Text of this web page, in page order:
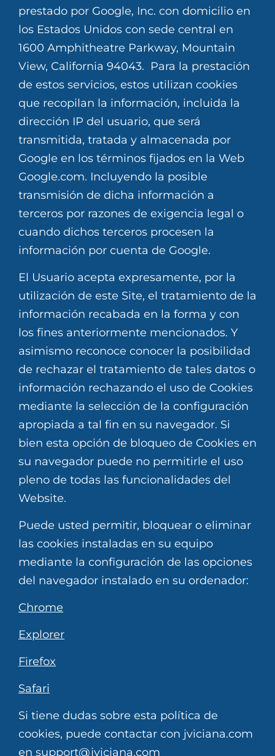
prestado por Google, Inc. con domicilio en
los Estados Unidos con sede central en
1600 Amphitheatre Parkway, Mountain
View, California 94043. Para la prestación
de estos servicios, estos utilizan cookies
que recopilan la información, incluida la
dirección IP del usuario, que será
transmitida, tratada y almacenada por
Google en los términos fijados en la Web
Google.com. Incluyendo la posible
transmisión de dicha información a
terceros por razones de exigencia legal o
cuando dichos terceros procesen la
información por cuenta de Google.
El Usuario acepta expresamente, por la
utilización de este Site, el tratamiento de la
información recabada en la forma y con
los fines anteriormente mencionados. Y
asimismo reconoce conocer la posibilidad
de rechazar el tratamiento de tales datos o
información rechazando el uso de Cookies
mediante la selección de la configuración
apropiada a tal fin en su navegador. Si
bien esta opción de bloqueo de Cookies en
su navegador puede no permitirle el uso
pleno de todas las funcionalidades del
Website.
Puede usted permitir, bloquear o eliminar
las cookies instaladas en su equipo
mediante la configuración de las opciones
del navegador instalado en su ordenador:
Chrome
Explorer
Firefox
Safari
Si tiene dudas sobre esta política de
cookies, puede contactar con jviciana.com
en support@jviciana.com